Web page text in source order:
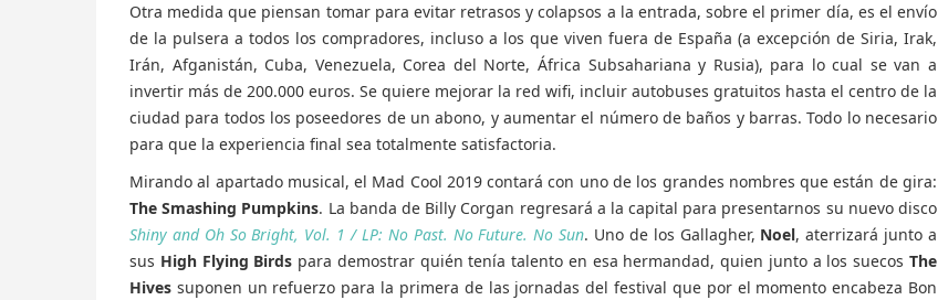
Otra medida que piensan tomar para evitar retrasos y colapsos a la entrada, sobre el primer día, es el envío
de la pulsera a todos los compradores, incluso a los que viven fuera de España (a excepción de Siria, Irak,
Irán, Afganistán, Cuba, Venezuela, Corea del Norte, África Subsahariana y Rusia), para lo cual se van a
invertir más de 200.000 euros. Se quiere mejorar la red wifi, incluir autobuses gratuitos hasta el centro de la
ciudad para todos los poseedores de un abono, y aumentar el número de baños y barras. Todo lo necesario
para que la experiencia final sea totalmente satisfactoria.
Mirando al apartado musical, el Mad Cool 2019 contará con uno de los grandes nombres que están de gira:
The Smashing Pumpkins. La banda de Billy Corgan regresará a la capital para presentarnos su nuevo disco
Shiny and Oh So Bright, Vol. 1 / LP: No Past. No Future. No Sun. Uno de los Gallagher, Noel, aterrizará junto a
sus High Flying Birds para demostrar quién tenía talento en esa hermandad, quien junto a los suecosThe
Hives suponen un refuerzo para la primera de las jornadas del festival que por el momento encabeza Bon